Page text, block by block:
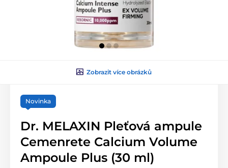
Zobrazit více obrázků
Novinka
Dr. MELAXIN Pleťová ampule
Cemenrete Calcium Volume
Ampoule Plus (30 ml)